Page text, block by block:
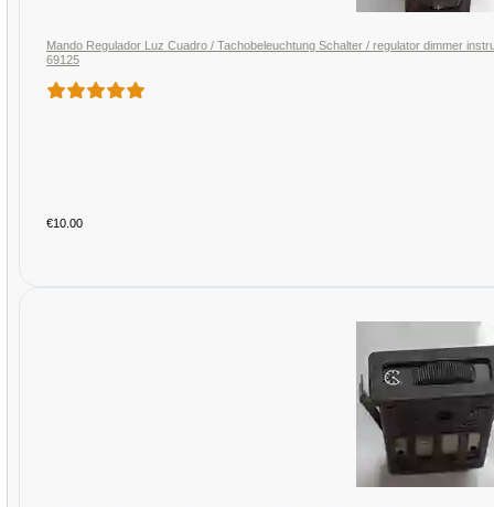
Mando Regulador Luz Cuadro / Tachobeleuchtung Schalter / regulator dimmer
69125
€10.00